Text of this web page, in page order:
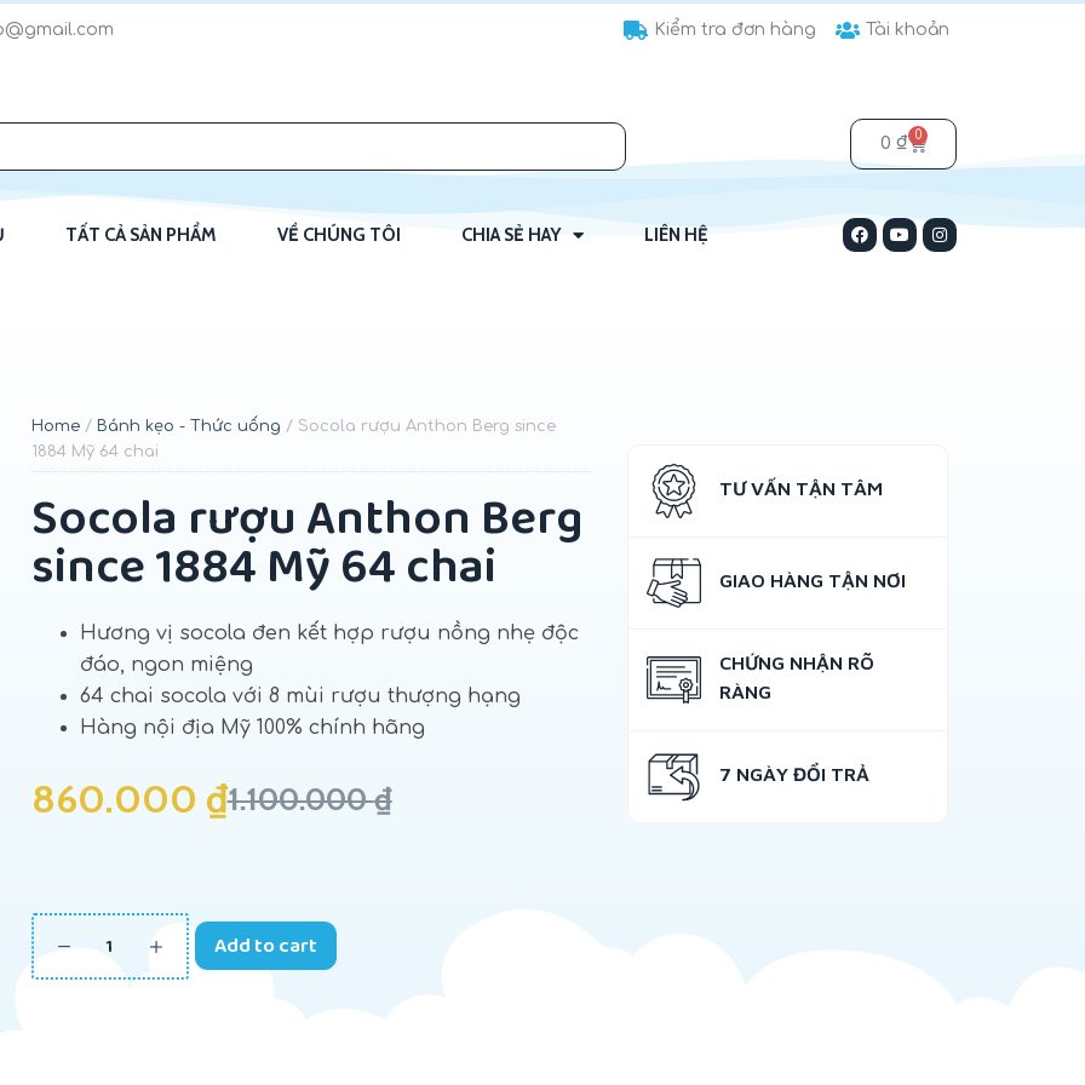
Kiểm tra đơn hàng Tài khoản
0₫ 0
TẤT CẢ SẢN PHẨM VỀ CHÚNG TÔI CHIA SẺ HAY LIÊN HỆ
Home/ Bánh kẹo - Thức uống / Socola rượu Anthon Berg since
1884 Mỹ 64 chai
Socola rượu Anthon Berg
since 1884 Mỹ 64 chai
Hương vị socola đen kết hợp rượu nồng nhẹ độc
đáo, ngon miệng
64 chai socola với 8 mùi rượu thượng hạng
Hàng nội địa Mỹ 100% chính hãng
1.100.000₫
860.000 ₫
Add to cart
TƯ VẤN TẬN TÂM
GIAO HÀNG TẬN NƠI
CHỨNG NHẬN RÕ
RÀNG
7 NGÀY ĐỔI TRẢ